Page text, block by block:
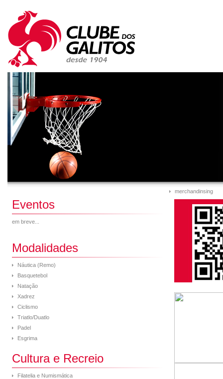
Eventos
em breve...
Modalidades
Náutica (Remo)
Basquetebol
Natação
Xadrez
Ciclismo
Triatlo/Duatlo
Padel
Esgrima
Cultura e Recreio
Filatelia e Numismática
merchandinsing